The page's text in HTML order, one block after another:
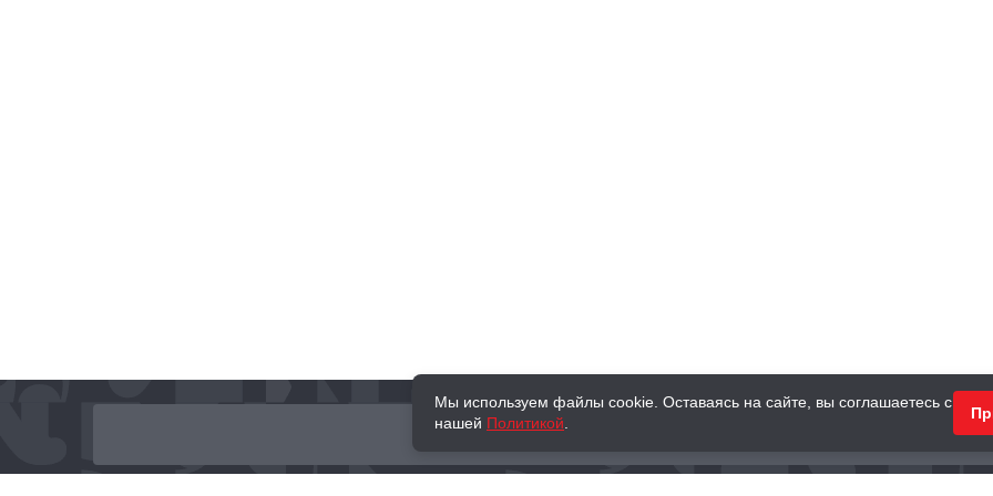
КНИГИ ПОДАРКИ
Мы используем файлы cookie. Оставаясь на сайте, вы соглашаетесь с
нашей Политикой